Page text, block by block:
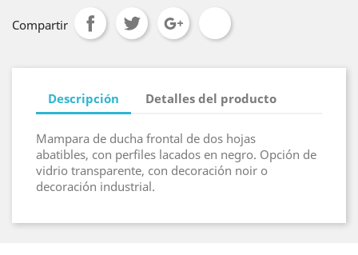
Compartir
Descripción Detalles del producto
Mampara de ducha frontal de dos hojas
abatibles, con perfiles lacados en negro. Opción de
vidrio transparente, con decoración noir o
decoración industrial.